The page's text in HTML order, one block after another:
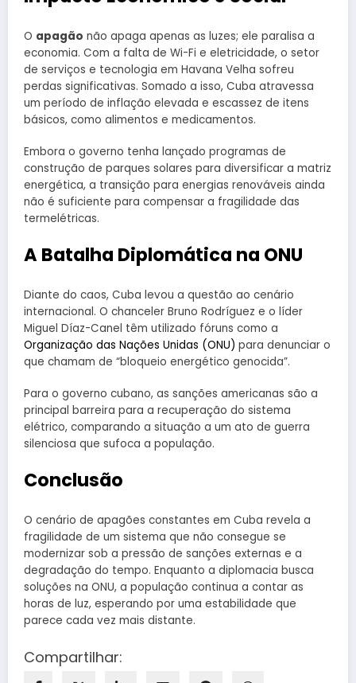
O apagão não apaga apenas as luzes; ele paralisa a
economia. Com a falta de Wi-Fi e eletricidade, o setor
de serviços e tecnologia em Havana Velha sofreu
perdas significativas. Somado a isso, Cuba atravessa
um período de inflação elevada e escassez de itens
básicos, como alimentos e medicamentos.
Embora o governo tenha lançado programas de
construção de parques solares para diversificar a matriz
energética, a transição para energias renováveis ainda
não é suficiente para compensar a fragilidade das
termelétricas.
A Batalha Diplomática na ONU
Diante do caos, Cuba levou a questão ao cenário
internacional. O chanceler Bruno Rodríguez e o líder
Miguel Díaz-Canel têm utilizado fóruns como a
Organização das Nações Unidas (ONU) para denunciar o
que chamam de “bloqueio energético genocida”.
Para o governo cubano, as sanções americanas são a
principal barreira para a recuperação do sistema
elétrico, comparando a situação a um ato de guerra
silenciosa que sufoca a população.
Conclusão
O cenário de apagões constantes em Cuba revela a
fragilidade de um sistema que não consegue se
modernizar sob a pressão de sanções externas e a
degradação do tempo. Enquanto a diplomacia busca
soluções na ONU, a população continua a contar as
horas de luz, esperando por uma estabilidade que
parece cada vez mais distante.
Compartilhar: